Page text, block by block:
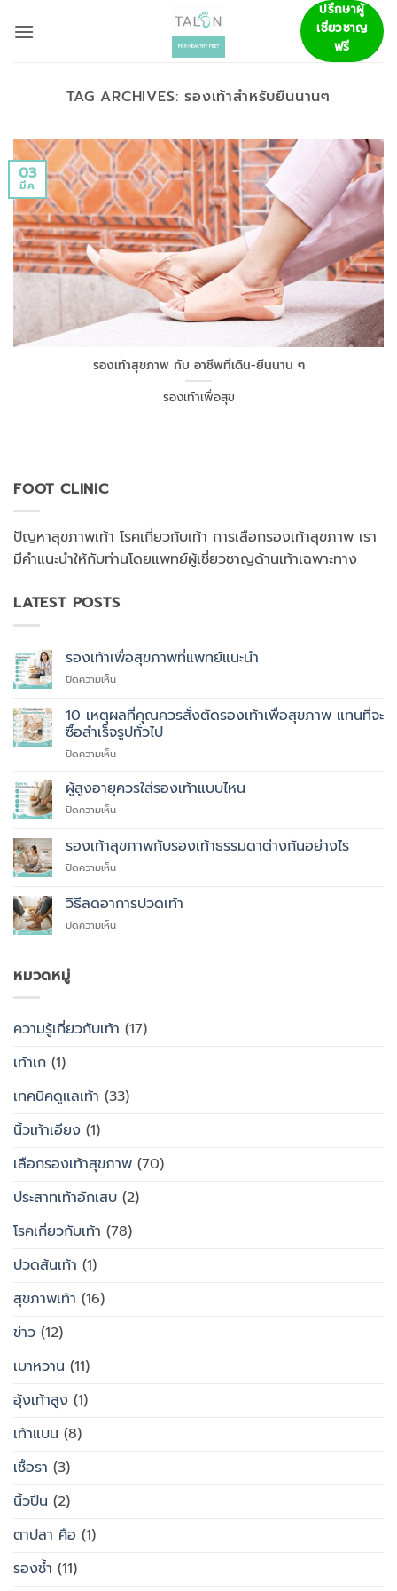
ปรึกษาผู้
เชี่ยวชาญ
ฟรี
TAG ARCHIVES:รองเท้าสำหรับยืนนานๆ
รองเท้าสุขภาพ กับ อาชีพที่เดิน-ยืนนาน ๆ
รองเท้าเพื่อสุข
03
มี.ค.
FOOT CLINIC
ปัญหาสุขภาพเท้า โรคเกี่ยวกับเท้า การเลือกรองเท้าสุขภาพ เรา
มีคำแนะนำให้กับท่านโดยแพทย์ผู้เชี่ยวชาญด้านเท้าเฉพาะทาง
LATEST POSTS
รองเท้าเพื่อสุขภาพที่แพทย์แนะนำ
ปิดความเห็นบน
เพื่อ
สุขภาพ
ที่
แพทย์
10 เหตุผลที่คุณควรสั่งตัดรองเท้าเพื่อสุขภาพ แทนที่จะ
ซื้อสำเร็จรูปทั่วไป
ปิดความเห็นบน
เหตุผล
คุณ
สั่ง
ตัด
รองเท้า
สุขภาพ
ผู้สูงอายุควรใส่รองเท้าแบบไหน
ปิดความเห็นบน
สูง
อายุ
ควร
รองเท้า
ไหน
รองเท้าสุขภาพกับรองเท้าธรรมดาต่างกันอย่างไร
ปิดความเห็นบน
สุขภาพ
กับ
รองเท้า
วิธีลดอาการปวดเท้า
ปิดความเห็นบน
หมวดหมู่
ความรู้เกี่ยวกับเท้า (17)
เท้าเก (1)
เทคนิคดูแลเท้า (33)
นิ้วเท้าเอียง (1)
เลือกรองเท้าสุขภาพ (70)
ประสาทเท้าอักเสบ (2)
โรคเกี่ยวกับเท้า (78)
ปวดส้นเท้า (1)
สุขภาพเท้า (16)
ข่าว (12)
เบาหวาน (11)
อุ้งเท้าสูง (1)
เท้าแบน (8)
เชื้อรา (3)
นิ้วปีน (2)
ตาปลา คือ (1)
รองช้ำ (11)